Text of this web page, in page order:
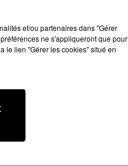
et/ou partenaires dans "Gérer
ne s'appliqueront que pour
le lien "Gérer les cookies" situé en